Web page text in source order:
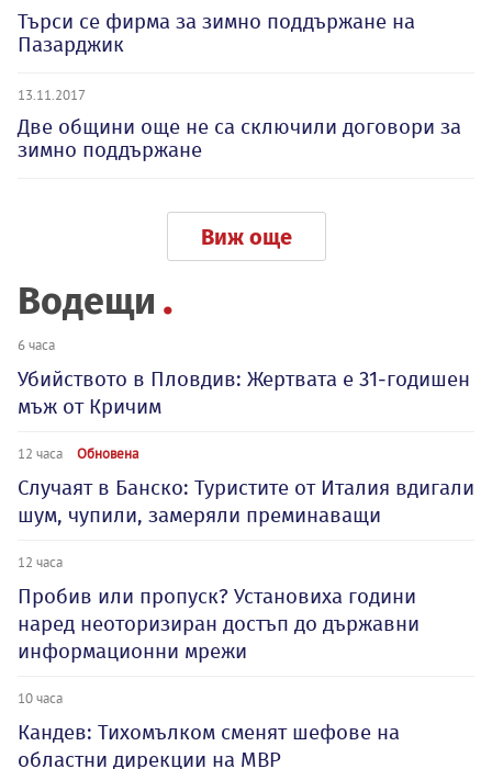
Търси се фирма за зимно поддържане на
Пазарджик
13.11.2017
Две общини още не са сключили договори за
зимно поддържане
Виж още
Водещи
6 часа
Убийството в Пловдив: Жертвата е 31-годишен
мъж от Кричим
12 часа Обновена
Случаят в Банско: Туристите от Италия вдигали
шум, чупили, замеряли преминаващи
12 часа
Пробив или пропуск? Установиха години
наред неоторизиран достъп до държавни
информационни мрежи
10 часа
Кандев: Тихомълком сменят шефове на
областни дирекции на МВР